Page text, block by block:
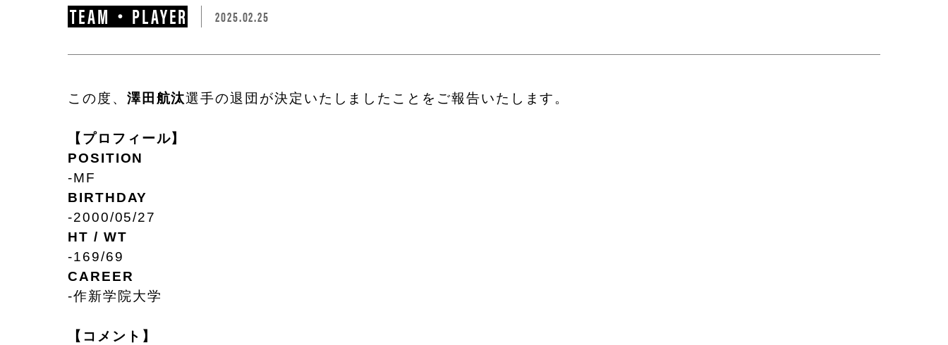
TEAM・PLAYER 2025.02.25
この度、 澤田航汰選手の退団が決定いたしましたことをご報告いたします。
【プロフィール】
POSITION
-MF
BIRTHDAY
-2000/05/27
HT / WT
-169/69
CAREER
-作新学院大学
【コメント】